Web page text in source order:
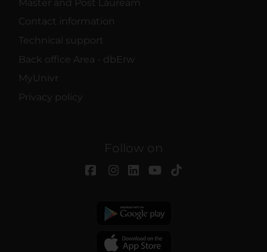
Master and Post Lauream
Contact information
Technical support
Back office Area - dbErw
MyUnivr
Privacy policy
Follow on